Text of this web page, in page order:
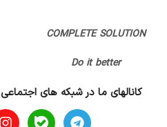
COMPLETE SOLUTION
Do it better
کانالهای ما در شبکه های اجتماعی